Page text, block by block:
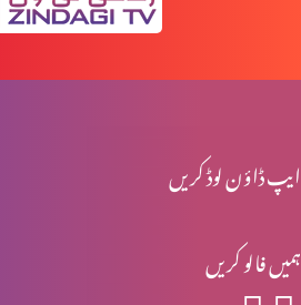
محبت کی 5 زبانیں
مقدسہ مریم
ایپ ڈاؤن لوڈ کریں
ہمیں فالو کریں